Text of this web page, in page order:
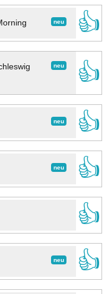
neu
👍
neu
👍
neu
👍
neu
👍
👍
neu
👍